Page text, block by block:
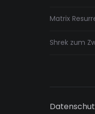
Matrix
Shrek zum